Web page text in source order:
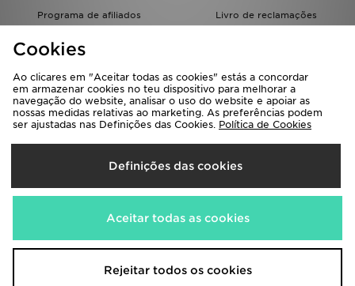
Programa de afiliados
Livro de reclamações
Seleciona O País
Portugal
Aceitamos os seguintes métodos de pagamento
Visita a nossa página corporativa emwww.jdplc.com
Cookies
Ao clicares em "Aceitar todas as cookies" estás a concordar
em armazenar cookies no teu dispositivo para melhorar a
navegação do website, analisar o uso do website e apoiar as
nossas medidas relativas ao marketing. As preferências podem
ser ajustadas nas Definições das Cookies. Política de Cookies
Definições das cookies
Aceitar todas as cookies
Rejeitar todos os cookies